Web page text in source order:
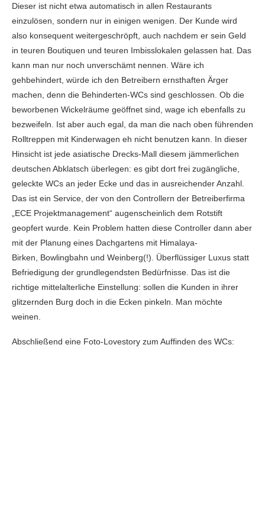
Dieser ist nicht etwa automatisch in allen Restaurants
einzulösen, sondern nur in einigen wenigen. Der Kunde wird
also konsequent weitergeschröpft, auch nachdem er sein Geld
in teuren Boutiquen und teuren Imbisslokalen gelassen hat. Das
kann man nur noch unverschämt nennen. Wäre ich
gehbehindert, würde ich den Betreibern ernsthaften Ärger
machen, denn die Behinderten-WCs sind geschlossen. Ob die
beworbenen Wickelräume geöffnet sind, wage ich ebenfalls zu
bezweifeln. Ist aber auch egal, da man die nach oben führenden
Rolltreppen mit Kinderwagen eh nicht benutzen kann. In dieser
Hinsicht ist jede asiatische Drecks-Mall diesem jämmerlichen
deutschen Abklatsch überlegen: es gibt dort frei zugängliche,
geleckte WCs an jeder Ecke und das in ausreichender Anzahl.
Das ist ein Service, der von den Controllern der Betreiberfirma
„ECE Projektmanagement“ augenscheinlich dem Rotstift
geopfert wurde. Kein Problem hatten diese Controller dann aber
mit der Planung eines Dachgartens mit Himalaya-
Birken, Bowlingbahn und Weinberg(!). Überflüssiger Luxus statt
Befriedigung der grundlegendsten Bedürfnisse. Das ist die
richtige mittelalterliche Einstellung: sollen die Kunden in ihrer
glitzernden Burg doch in die Ecken pinkeln. Man möchte
weinen.
Abschließend eine Foto-Lovestory zum Auffinden des WCs: